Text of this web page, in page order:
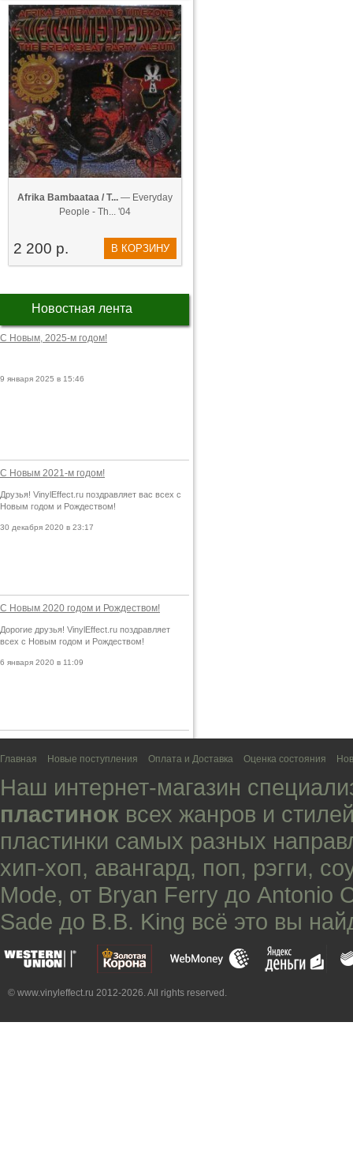
Afrika Bambaataa / T... — Everyday
People - Th... '04
2 200 р. В КОРЗИНУ
Новостная лента
С Новым, 2025-м годом!
9 января 2025 в 15:46
С Новым 2021-м годом!
Друзья! VinylEffect.ru поздравляет вас всех с
Новым годом и Рождеством!
30 декабря 2020 в 23:17
С Новым 2020 годом и Рождеством!
Дорогие друзья! VinylEffect.ru поздравляет
всех с Новым годом и Рождеством!
6 января 2020 в 11:09
Главная Новые поступления Оплата и Доставка Оценка состояния
Наш интернет-магазин
пластинок всех жанров и
пластинки самых разных
хип-хоп, авангард, поп, рэгги,
Mode, от Bryan Ferry до Antonio
Sade до B.B. King всё это вы
© www.vinyleffect.ru 2012-2026. All rights reserved.